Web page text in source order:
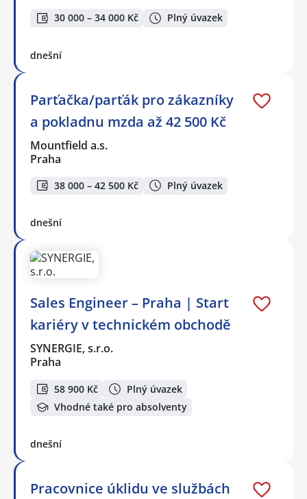
30 000 – 34 000 Kč Plný úvazek
dnešní
Parťačka/parťák pro zákazníky
a pokladnu mzda až 42 500 Kč
Mountfield a.s.
Praha
38 000 – 42 500 Kč Plný úvazek
dnešní
Sales Engineer – Praha | Start
kariéry v technickém obchodě
SYNERGIE, s.r.o.
Praha
58 900 Kč
Plný úvazek
Vhodné také pro absolventy
dnešní
Pracovnice úklidu ve službách